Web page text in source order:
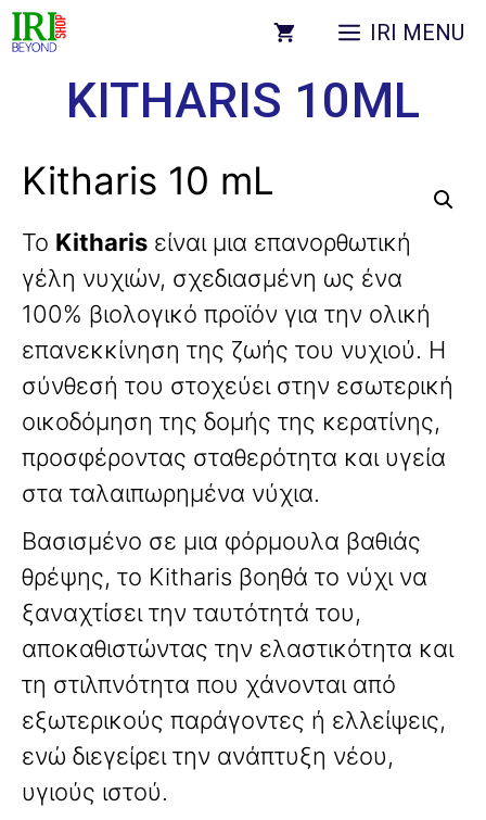
IRI MENU
KITHARIS 10ML
Kitharis 10 mL
Το Kitharis είναι μια επανορθωτική
γέλη νυχιών, σχεδιασμένη ως ένα
100% βιολογικό προϊόν για την ολική
επανεκκίνηση της ζωής του νυχιού. Η
σύνθεσή του στοχεύει στην εσωτερική
οικοδόμηση της δομής της κερατίνης,
προσφέροντας σταθερότητα και υγεία
στα ταλαιπωρημένα νύχια.
Βασισμένο σε μια φόρμουλα βαθιάς
θρέψης, το Kitharis βοηθά το νύχι να
ξαναχτίσει την ταυτότητά του,
αποκαθιστώντας την ελαστικότητα και
τη στιλπνότητα που χάνονται από
εξωτερικούς παράγοντες ή ελλείψεις,
ενώ διεγείρει την ανάπτυξη νέου,
υγιούς ιστού.